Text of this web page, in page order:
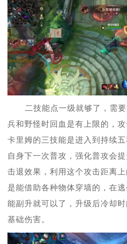
二技能点一级就够了，需
兵和野怪时回血是有上限的，
卡里姆的三技能是进入到持续
自身下一次普攻，强化普攻会
击退效果，利用这个攻击距离
是能借助各种物体穿墙的，在
能副升就可以了，升级后冷却
基础伤害。